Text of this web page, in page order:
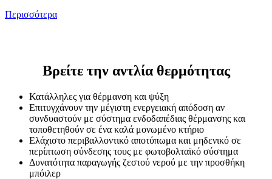
Περισσότερα
Βρείτε την αντλία θερμότητας
Κατάλληλες για θέρμανση και ψύξη
Επιτυγχάνουν την μέγιστη ενεργειακή απόδοση αν
συνδυαστούν με σύστημα ενδοδαπέδιας θέρμανσης και
τοποθετηθούν σε ένα καλά μονωμένο κτήριο
Ελάχιστο περιβαλλοντικό αποτύπωμα και μηδενικό σε
περίπτωση σύνδεσης τους με φωτοβολταϊκό σύστημα
Δυνατότητα παραγωγής ζεστού νερού με την προσθήκη
μπόιλερ